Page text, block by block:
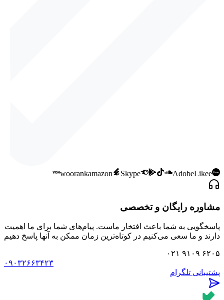
woorankamazon Skype AdobeLikee
مشاوره رایگان و تخصصی
پاسخگویی به شما باعث افتخار ماست. پیام‌های شما برای ما اهمیت
دارند و ما سعی می‌کنیم در کوتاه‌ترین زمان ممکن به آنها پاسخ دهیم
۰۲۱ ۹۱۰۹ ۶۲۰۵
۰۹۰۳۲۶۶۳۴۲۳
پشتیبانی تلگرام